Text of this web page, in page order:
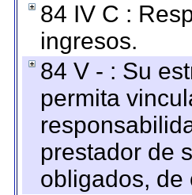
84 IV C :
ingresos.
84 V - : Su
permita
prestador de
obligados, de